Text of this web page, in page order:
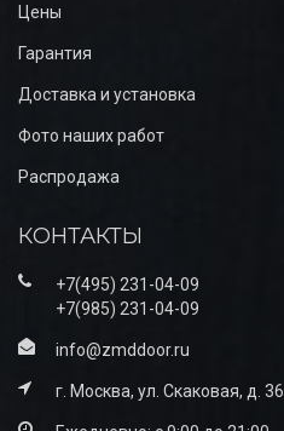
Цены
Гарантия
Доставка и установка
Фото наших работ
Распродажа
КОНТАКТЫ
+7(495) 231-04-09
+7(985) 231-04-09
info@zmddoor.ru
г. Москва, ул. Скаковая, д. 36